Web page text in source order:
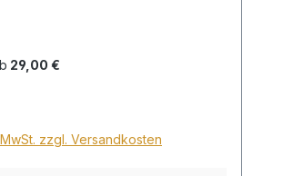
ein Zuschlag für
ins Ausland beträgt der
30€.
29,00 €
zzgl. Versandkosten